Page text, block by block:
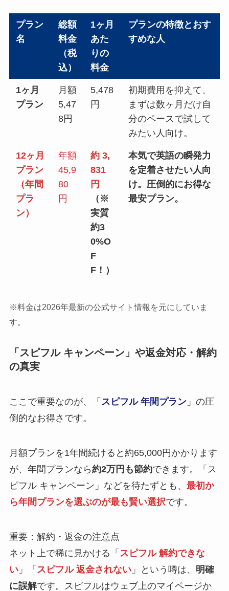
プラン
名
総額
料金
（税
込）
1ヶ月
あた
りの
料金
プランの特徴とおす
すめな人
1ヶ月
プラン
月額
5,47
8円
5,478
円
初期費用を抑えて、
まずは数ヶ月だけ自
分のペースで試して
みたい人向け。
12ヶ月
プラン
（年間
プラ
ン）
年額
45,9
80
円
約 3,
831
円
（※
実質
約3
0%O
F
F！）
本気で英語の瞬発力
を定着させたい人向
け。 圧倒的にお得な
最安プラン。
※料金は2026年最新の公式サイト情報を元にしていま
す。
「スピフル キャンペーン」や返金対応・解約
の真実
ここで重要なのが、「 スピフル 年間プラン」の圧
倒的なお得さです。
月額プランを1年間続けると約65,000円かかります
が、年間プランなら約2万円も節約できます。「ス
ピフル キャンペーン」などを待たずとも、 最初か
ら年間プランを選ぶのが最も賢い選択です。
重要：解約・返金の注意点
ネット上で稀に見かける「 スピフル 解約できな
い」「 スピフル 返金されない」という噂は、 明確
に誤解です。スピフルはウェブ上のマイページか